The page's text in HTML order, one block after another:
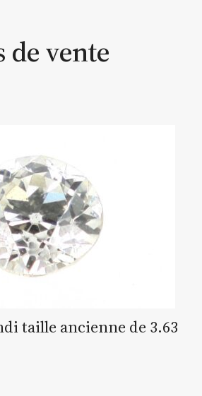
de vente
taille ancienne de 3.63